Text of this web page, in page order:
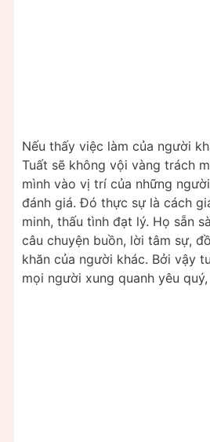
Nếu thấy việc làm của người
Tuất sẽ không vội vàng trách
mình vào vị trí của những
đánh giá. Đó thực sự là cách
minh, thấu tình đạt lý. Họ sẵn
câu chuyện buồn, lời tâm sự,
khăn của người khác. Bởi vậy
mọi người xung quanh yêu